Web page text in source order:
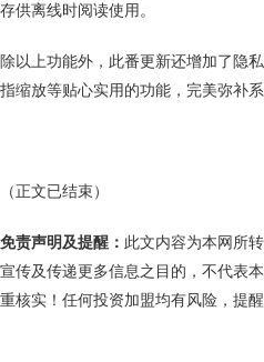
存供离线时阅读使用。
除以上功能外，此番更新还增加了隐
指缩放等贴心实用的功能，完美弥补
（正文已结束）
免责声明及提醒： 此文内容为本网所
宣传及传递更多信息之目的，不代表
重核实！任何投资加盟均有风险，提